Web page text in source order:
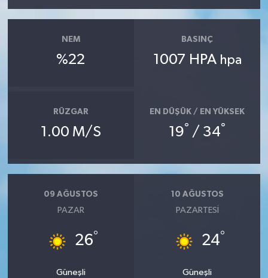
NEM
%22
BASINÇ
1007 HPA hpa
RÜZGAR
1.00 M/S
EN DÜŞÜK / EN YÜKSEK
19° / 34°
09 AĞUSTOS
PAZAR
26°
Güneşli
10 AĞUSTOS
PAZARTESI
24°
Güneşli